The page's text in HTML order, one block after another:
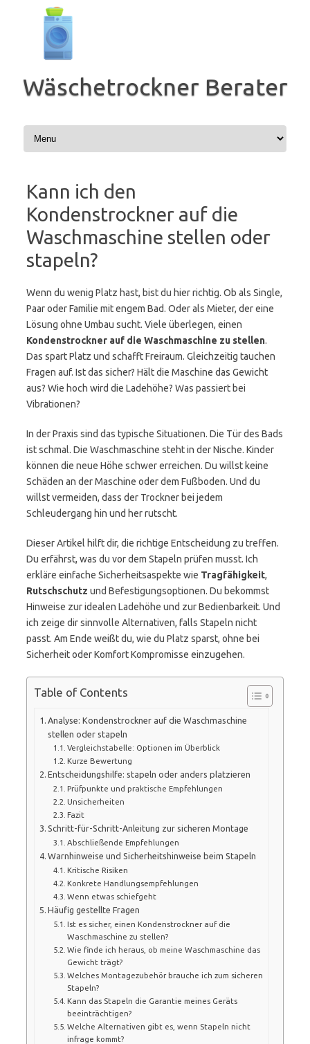
springen
Wäschetrockner Berater
Kann ich den
Kondenstrockner auf die
Waschmaschine stellen oder
stapeln?
Wenn du wenig Platz hast, bist du hier richtig. Ob als Single,
Paar oder Familie mit engem Bad. Oder als Mieter, der eine
Lösung ohne Umbau sucht. Viele überlegen, einen
Kondenstrockner auf die Waschmaschine zu stellen.
Das spart Platz und schafft Freiraum. Gleichzeitig tauchen
Fragen auf. Ist das sicher? Hält die Maschine das Gewicht
aus? Wie hoch wird die Ladehöhe? Was passiert bei
Vibrationen?
In der Praxis sind das typische Situationen. Die Tür des Bads
ist schmal. Die Waschmaschine steht in der Nische. Kinder
können die neue Höhe schwer erreichen. Du willst keine
Schäden an der Maschine oder dem Fußboden. Und du
willst vermeiden, dass der Trockner bei jedem
Schleudergang hin und her rutscht.
Dieser Artikel hilft dir, die richtige Entscheidung zu treffen.
Du erfährst, was du vor dem Stapeln prüfen musst. Ich
erkläre einfache Sicherheitsaspekte wie Tragfähigkeit,
Rutschschutz und Befestigungsoptionen. Du bekommst
Hinweise zur idealen Ladehöhe und zur Bedienbarkeit. Und
ich zeige dir sinnvolle Alternativen, falls Stapeln nicht
passt. Am Ende weißt du, wie du Platz sparst, ohne bei
Sicherheit oder Komfort Kompromisse einzugehen.
Table of Contents
Analyse: Kondenstrockner auf die Waschmaschine
stellen oder stapeln
Vergleichstabelle: Optionen im Überblick
Kurze Bewertung
Entscheidungshilfe: stapeln oder anders platzieren
Prüfpunkte und praktische Empfehlungen
Unsicherheiten
Fazit
Schritt-für-Schritt-Anleitung zur sicheren Montage
Abschließende Empfehlungen
Warnhinweise und Sicherheitshinweise beim Stapeln
Kritische Risiken
Konkrete Handlungsempfehlungen
Wenn etwas schiefgeht
Häufig gestellte Fragen
Ist es sicher, einen Kondenstrockner auf die
Waschmaschine zu stellen?
Wie finde ich heraus, ob meine Waschmaschine das
Gewicht trägt?
Welches Montagezubehör brauche ich zum sicheren
Stapeln?
Kann das Stapeln die Garantie meines Geräts
beeinträchtigen?
Welche Alternativen gibt es, wenn Stapeln nicht
infrage kommt?